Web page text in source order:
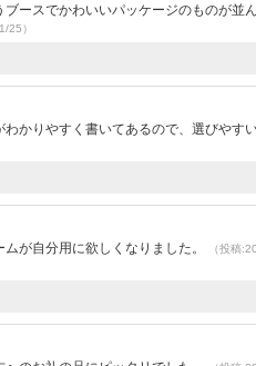
ースでかわいいパッケージのものが並
25）
かりやすく書いてあるので、選びやすい
が自分用に欲しくなりました。
（投稿